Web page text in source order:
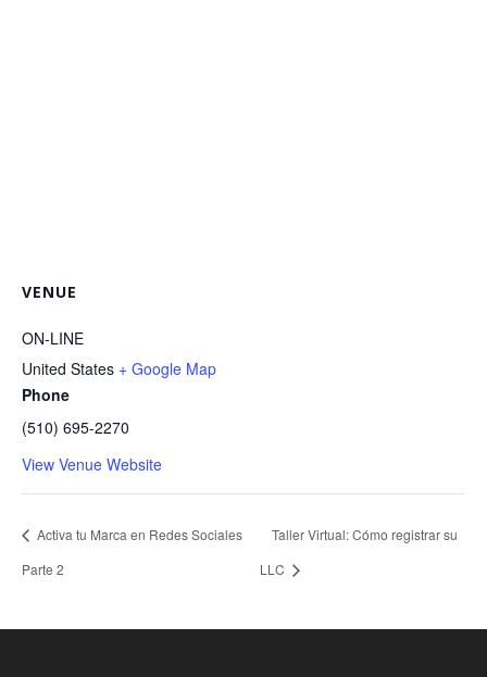
VENUE
ON-LINE
United States + Google Map
Phone
(510) 695-2270
View Venue Website
Activa tu Marca en Redes Sociales
Parte 2
Taller Virtual: Cómo registrar su
LLC